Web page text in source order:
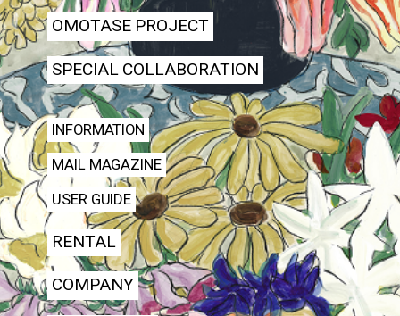
OMOTASE PROJECT
SPECIAL COLLABORATION
INFORMATION
MAIL MAGAZINE
USER GUIDE
RENTAL
COMPANY